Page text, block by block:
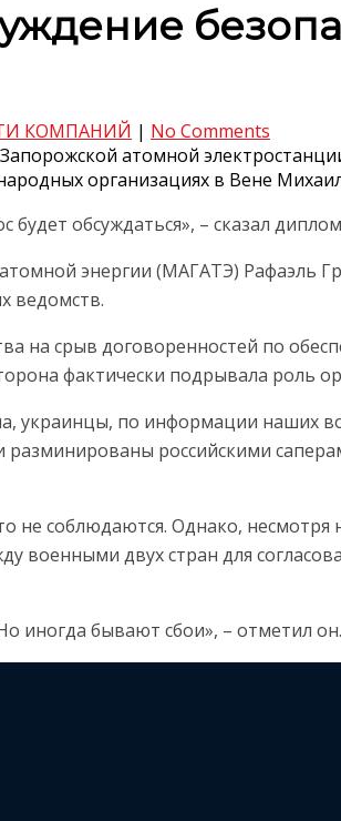
КОМПАНИЙ | No Comments
атомной
организациях в Вене
обсуждаться», – сказал
энергии (МАГАТЭ) Рафаэль
ведомств.
на срыв договоренностей по
фактически подрывала роль
украинцы, по информации наших
разминированы российскими
не соблюдаются. Однако,
военными двух стран для
иногда бывают сбои», – отметил он.